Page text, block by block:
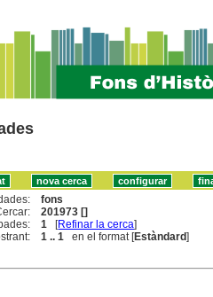
fons
201973 []
1 [Refinar la cerca]
1 .. 1 en el format [Estàndard]